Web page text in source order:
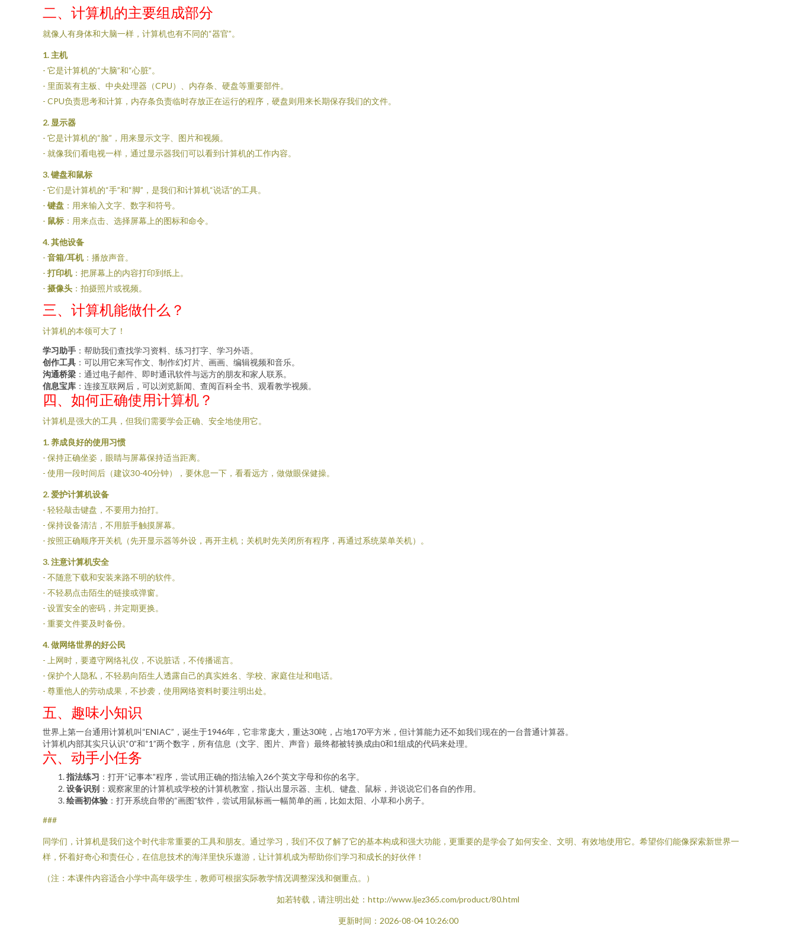
二、计算机的主要组成部分
就像人有身体和大脑一样，计算机也有不同的“器官”。
1. 主机
- 它是计算机的“大脑”和“心脏”。
- 里面装有主板、中央处理器（CPU）、内存条、硬盘等重要部件。
- CPU负责思考和计算，内存条负责临时存放正在运行的程序，硬盘则用来长期保存我们的文件。
2. 显示器
- 它是计算机的“脸”，用来显示文字、图片和视频。
- 就像我们看电视一样，通过显示器我们可以看到计算机的工作内容。
3. 键盘和鼠标
- 它们是计算机的“手”和“脚”，是我们和计算机“说话”的工具。
- 键盘 ：用来输入文字、数字和符号。
- 鼠标 ：用来点击、选择屏幕上的图标和命令。
4. 其他设备
- 音箱/耳机：播放声音。
- 打印机：把屏幕上的内容打印到纸上。
- 摄像头 ：拍摄照片或视频。
三、计算机能做什么？
计算机的本领可大了！
学习助手 ：帮助我们查找学习资料、练习打字、学习外语。
创作工具 ：可以用它来写作文、制作幻灯片、画画、编辑视频和音乐。
沟通桥梁 ：通过电子邮件、即时通讯软件与远方的朋友和家人联系。
信息宝库 ：连接互联网后，可以浏览新闻、查阅百科全书、观看教学视频。
四、如何正确使用计算机？
计算机是强大的工具，但我们需要学会正确、安全地使用它。
1. 养成良好的使用习惯
- 保持正确坐姿，眼睛与屏幕保持适当距离。
- 使用一段时间后（建议30-40分钟），要休息一下，看看远方，做做眼保健操。
2. 爱护计算机设备
- 轻轻敲击键盘，不要用力拍打。
- 保持设备清洁，不用脏手触摸屏幕。
- 按照正确顺序开关机（先开显示器等外设，再开主机；关机时先关闭所有程序，再通过系统菜单关机）。
3. 注意计算机安全
- 不随意下载和安装来路不明的软件。
- 不轻易点击陌生的链接或弹窗。
- 设置安全的密码，并定期更换。
- 重要文件要及时备份。
4. 做网络世界的好公民
- 上网时，要遵守网络礼仪，不说脏话，不传播谣言。
- 保护个人隐私，不轻易向陌生人透露自己的真实姓名、学校、家庭住址和电话。
- 尊重他人的劳动成果，不抄袭，使用网络资料时要注明出处。
五、趣味小知识
世界上第一台通用计算机叫“ENIAC”，诞生于1946年，它非常庞大，重达30吨，占地170平方米，但计算能力还不如我们现在的一台普通计算器。
计算机内部其实只认识“0”和“1”两个数字，所有信息（文字、图片、声音）最终都被转换成由0和1组成的代码来处理。
六、动手小任务
指法练习 ：打开“记事本”程序，尝试用正确的指法输入26个英文字母和你的名字。
设备识别 ：观察家里的计算机或学校的计算机教室，指认出显示器、主机、键盘、鼠标，并说说它们各自的作用。
绘画初体验 ：打开系统自带的“画图”软件，尝试用鼠标画一幅简单的画，比如太阳、小草和小房子。
###
同学们，计算机是我们这个时代非常重要的工具和朋友。通过学习，我们不仅了解了它的基本构成和强大功能，更重要的是学会了如何安全、文明、有效地使用它。希望你们能像探索新世界一
样，怀着好奇心和责任心，在信息技术的海洋里快乐遨游，让计算机成为帮助你们学习和成长的好伙伴！
（注：本课件内容适合小学中高年级学生，教师可根据实际教学情况调整深浅和侧重点。）
如若转载，请注明出处：http://www.ljez365.com/product/80.html
更新时间：2026-08-04 10:26:00